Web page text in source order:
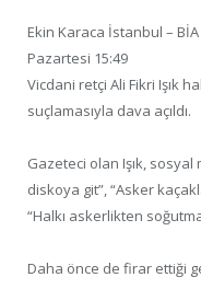
Ekin Karaca İstanbul –
Pazartesi 15:49
Vicdani retçi Ali Fikri Işık
suçlamasıyla dava açıldı.
Gazeteci olan Işık,
diskoya git”, “Asker
“Halkı askerlikten
Daha önce de firar ettiği